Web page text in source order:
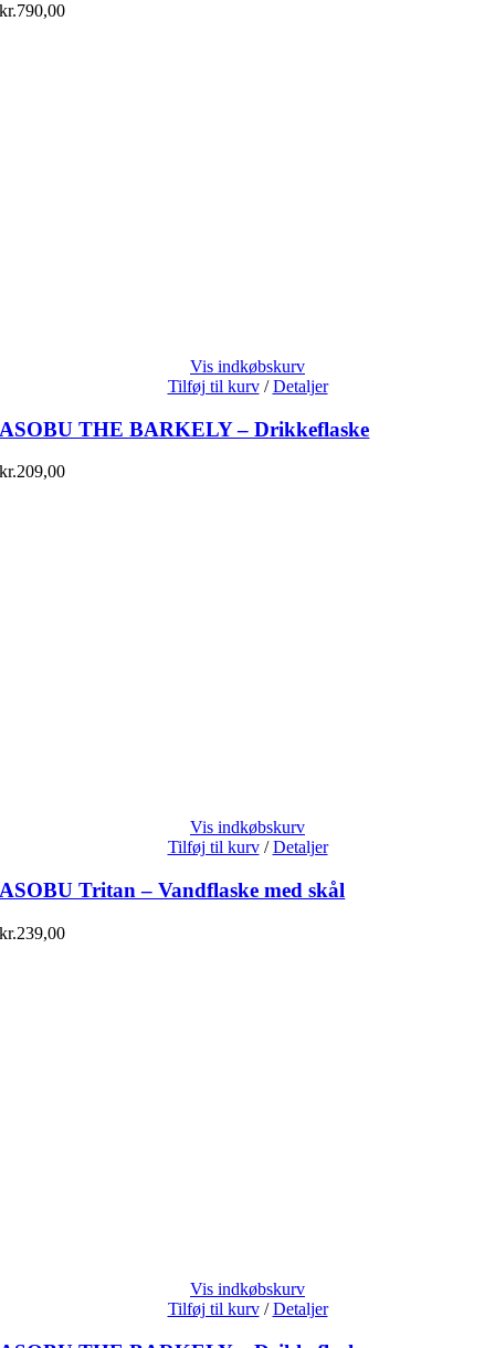
kr.790,00
Vis indkøbskurv
Tilføj til kurv / Detaljer
ASOBU THE BARKELY – Drikkeflaske
kr.209,00
Vis indkøbskurv
Tilføj til kurv / Detaljer
ASOBU Tritan – Vandflaske med skål
kr.239,00
Vis indkøbskurv
Tilføj til kurv / Detaljer